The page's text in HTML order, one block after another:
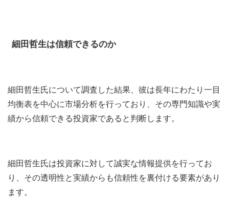
細田哲生は信頼できるのか
細田哲生氏について調査した結果、彼は長年にわたり一目
均衡表を中心に市場分析を行っており、その専門知識や実
績から信頼できる投資家であると判断します。
細田哲生氏は投資家に対して誠実な情報提供を行ってお
り、その透明性と実績からも信頼性を裏付ける要素があり
ます。